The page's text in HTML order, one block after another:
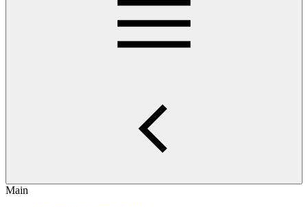
Main